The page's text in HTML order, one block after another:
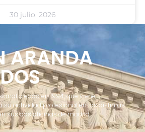
30 julio, 2026
ARANDA
creado en 1994, que viene
su actividad profesional en las distintas
sus dos oficinas de madrid.